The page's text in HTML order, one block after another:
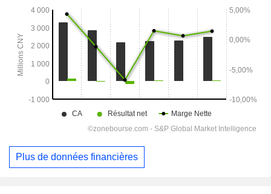
Plus de données financières